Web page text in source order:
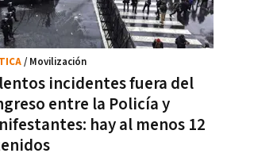
incidentes fuera del
entre la Policía y
hay al menos 12
/ Movilización